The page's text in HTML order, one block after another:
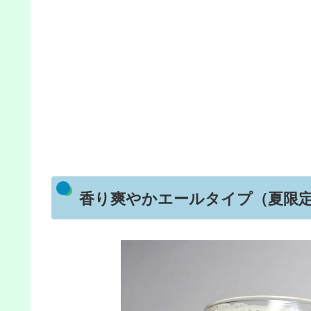
香り爽やかエールタイプ（夏限